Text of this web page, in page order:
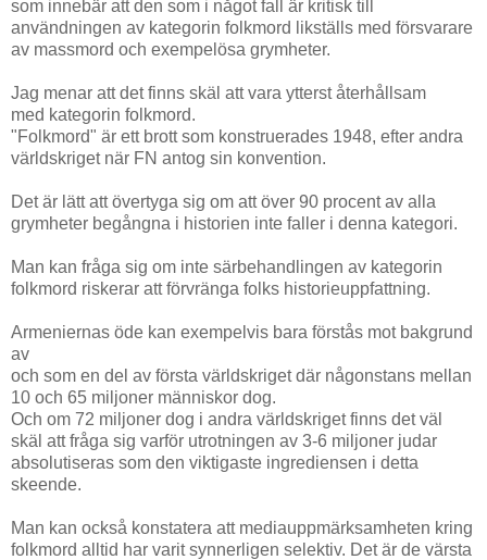
som innebär att den som i något fall är kritisk till
användningen av kategorin folkmord likställs med försvarare
av massmord och exempelösa grymheter.
Jag menar att det finns skäl att vara ytterst återhållsam
med kategorin folkmord.
"Folkmord" är ett brott som konstruerades 1948, efter andra
världskriget när FN antog sin konvention.
Det är lätt att övertyga sig om att över 90 procent av alla
grymheter begångna i historien inte faller i denna kategori.
Man kan fråga sig om inte särbehandlingen av kategorin
folkmord riskerar att förvränga folks historieuppfattning.
Armeniernas öde kan exempelvis bara förstås mot bakgrund
av
och som en del av första världskriget där någonstans mellan
10 och 65 miljoner människor dog.
Och om 72 miljoner dog i andra världskriget finns det väl
skäl att fråga sig varför utrotningen av 3-6 miljoner judar
absolutiseras som den viktigaste ingrediensen i detta
skeende.
Man kan också konstatera att mediauppmärksamheten kring
folkmord alltid har varit synnerligen selektiv. Det är de värsta